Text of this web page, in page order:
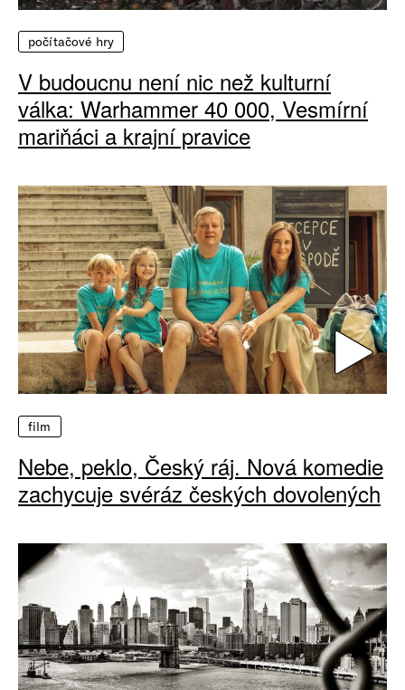
počítačové hry
V budoucnu není nic než kulturní
válka: Warhammer 40 000, Vesmírní
mariňáci a krajní pravice
film
Nebe, peklo, Český ráj. Nová komedie
zachycuje svéráz českých dovolených